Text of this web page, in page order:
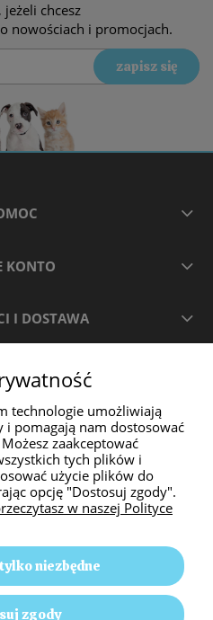
chcesz
nowościach i promocjach.
zapisz się
KONTO
I DOSTAWA
NAS
58, 42-350 Pustkowie
technologie umożliwiają
i pomagają nam dostosować
zaakceptować
tych plików i
użycie plików do
opcję "Dostosuj zgody".
w naszej Polityce
niezbędne
zgody